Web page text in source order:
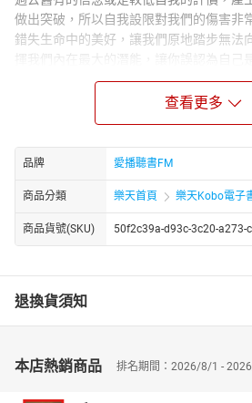
做出突破，所以自我設限對我們的傷害非
錯失生命中的美好，讓我們原地踏步無法
揮我們內在最大的潛能，讓你誤認為自己
美國康乃爾大學電機系學士、碩士，加州
碩士。曾於IBM、GM，等大型跨國企業
因一場婚變，接觸到能量心理學療法，
linguistic programming）、EFT（
Techniques）等，更取得證書，成為專業
師承，國際潛能激勵大師 Anthony
Craig，NLP創始者 Dr. Richard Bandler
Psych-K© 療癒師等，專業認證。
Carol老師是台灣EFT先驅者，懷抱極大熱
靜、喜悅與愛進入生命的每一天。深信只
查看更多
品牌 愛播聽書FM
商品分類 樂天首頁 樂天Kobo電子
商品貨號(SKU) 50f2c39a-d93c-3c20-a273-
退換貨須知
本店熱銷商品 排名期間：2026/8/1 -